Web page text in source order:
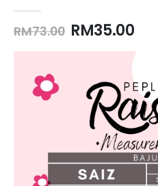
RM73.00 Original
RM73.00.
RM35.00
is: